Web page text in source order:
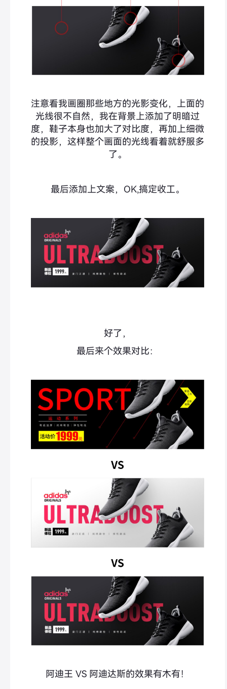
注意看我画圈那些地方的光影变化，上面的
光线很不自然，我在背景上添加了明暗过
度，鞋子本身也加大了对比度，再加上细微
的投影，这样整个画面的光线看着就舒服多
了。
最后添加上文案，OK,搞定收工。
好了，
最后来个效果对比：
阿迪王 VS 阿迪达斯的效果有木有！